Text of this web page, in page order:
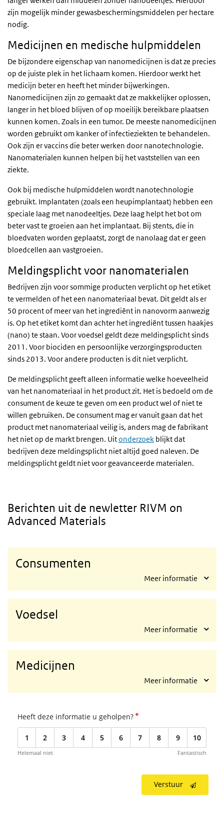
zijn mogelijk minder gewasbeschermingsmiddelen per hectare
nodig.
Medicijnen en medische hulpmiddelen
De bijzondere eigenschap van nanomedicijnen is dat ze precies
op de juiste plek in het lichaam komen. Hierdoor werkt het
medicijn beter en heeft het minder bijwerkingen.
Nanomedicijnen zijn zo gemaakt dat ze makkelijker oplossen,
langer in het bloed blijven of op moeilijk bereikbare plaatsen
kunnen komen. Zoals in een tumor. De meeste nanomedicijnen
worden gebruikt om kanker of infectieziekten te behandelen.
Ook zijn er vaccins die beter werken door nanotechnologie.
Nanomaterialen kunnen helpen bij het vaststellen van een
ziekte.
Ook bij medische hulpmiddelen wordt nanotechnologie
gebruikt. Implantaten (zoals een heupimplantaat) hebben een
speciale laag met nanodeeltjes. Deze laag helpt het bot om
beter vast te groeien aan het implantaat. Bij stents, die in
bloedvaten worden geplaatst, zorgt de nanolaag dat er geen
bloedcellen aan vastgroeien.
Meldingsplicht voor nanomaterialen
Bedrijven zijn voor sommige producten verplicht op het etiket
te vermelden of het een nanomateriaal bevat. Dit geldt als er
50 procent of meer van het ingrediënt in nanovorm aanwezig
is. Op het etiket komt dan achter het ingrediënt tussen haakjes
(nano) te staan. Voor voedsel geldt deze meldingsplicht sinds
2011. Voor biociden en persoonlijke verzorgingsproducten
sinds 2013. Voor andere producten is dit niet verplicht.
De meldingsplicht geeft alleen informatie welke hoeveelheid
van het nanomateriaal in het product zit. Het is bedoeld om de
consument de keuze te geven om een product wel of niet te
willen gebruiken. De consument mag er vanuit gaan dat het
product met nanomateriaal veilig is, anders mag de fabrikant
het niet op de markt brengen. Uitonderzoek blijkt dat
bedrijven deze meldingsplicht niet altijd goed naleven. De
meldingsplicht geldt niet voor geavanceerde materialen.
Berichten uit de newletter RIVM on
Advanced Materials
Consumenten
Meer informatie
Voedsel
Meer informatie
Medicijnen
Meer informatie
Heeft deze informatie u geholpen?*
1 2 3 4 5 6 7 8 9 10
Helemaal niet Fantastisch
Verstuur